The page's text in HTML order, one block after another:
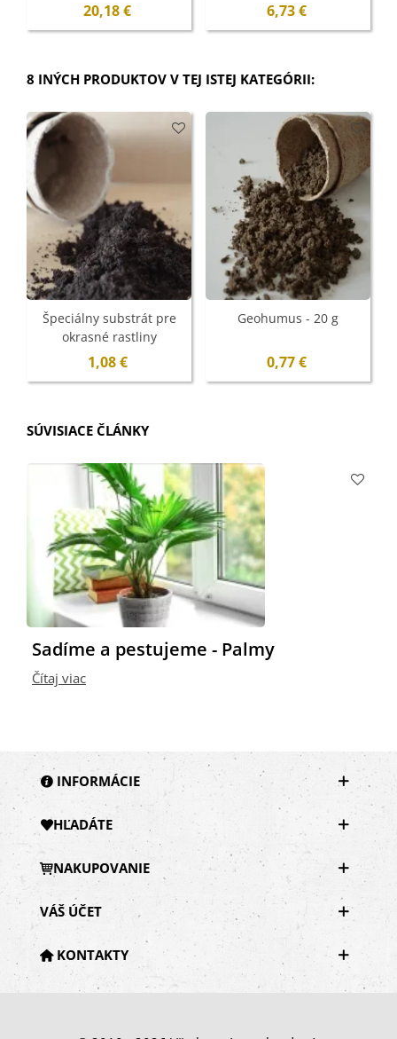
20,18 € 6,73 €
8 INÝCH PRODUKTOV V TEJ ISTEJ KATEGÓRII:
Špeciálny substrát pre
okrasné rastliny
pestované zo semien -
100 g
1,08 €
Geohumus - 20 g
0,77 €
SÚVISIACE ČLÁNKY
Sadíme a pestujeme - Palmy
Čítaj viac
INFORMÁCIE
HĽADÁTE
NAKUPOVANIE
VÁŠ ÚČET
KONTAKTY